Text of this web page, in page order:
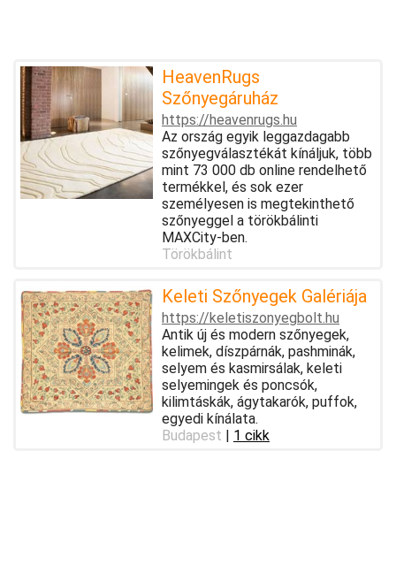
HeavenRugs
Szőnyegáruház
https://heavenrugs.hu
Az ország egyik leggazdagabb
szőnyegválasztékát kínáljuk, több
mint 73 000 db online rendelhető
termékkel, és sok ezer
személyesen is megtekinthető
szőnyeggel a törökbálinti
MAXCity-ben.
Törökbálint
Keleti Szőnyegek Galériája
https://keletiszonyegbolt.hu
Antik új és modern szőnyegek,
kelimek, díszpárnák, pashminák,
selyem és kasmirsálak, keleti
selyemingek és poncsók,
kilimtáskák, ágytakarók, puffok,
egyedi kínálata.
Budapest | 1 cikk